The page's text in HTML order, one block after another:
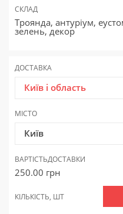
СКЛАД
Троянда, антуріум,
зелень, декор
ДОСТАВКА
Київ і область
МІСТО
Київ
ВАРТІСТЬДОСТАВКИ
250.00 грн
КІЛЬКІСТЬ, ШТ